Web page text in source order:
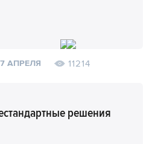
АПРЕЛЯ 11214
решения